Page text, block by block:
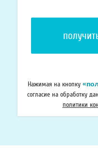
Нажимая на кнопку
согласие на обработку
политики